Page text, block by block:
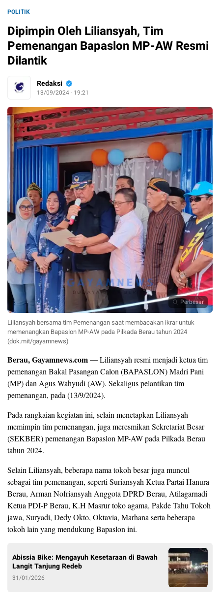
POLITIK
Dipimpin Oleh Liliansyah, Tim
Pemenangan Bapaslon MP-AW Resmi
Dilantik
Redaksi
13/09/2024 - 19:21
Perbesar
Liliansyah bersama tim Pemenangan saat membacakan ikrar untuk
memenangkan Bapaslon MP-AW pada Pilkada Berau tahun 2024
(dok.mit/gayamnews)
Berau, Gayamnews.com —Liliansyah resmi menjadi ketua tim
pemenangan Bakal Pasangan Calon (BAPASLON) Madri Pani
(MP) dan Agus Wahyudi (AW). Sekaligus pelantikan tim
pemenangan, pada (13/9/2024).
Pada rangkaian kegiatan ini, selain menetapkan Liliansyah
memimpin tim pemenangan, juga meresmikan Sekretariat Besar
(SEKBER) pemenangan Bapaslon MP-AW pada Pilkada Berau
tahun 2024.
Selain Liliansyah, beberapa nama tokoh besar juga muncul
sebagai tim pemenangan, seperti Suriansyah Ketua Partai Hanura
Berau, Arman Nofriansyah Anggota DPRD Berau, Atilagarnadi
Ketua PDI-P Berau, K.H Masrur toko agama, Pakde Tahu Tokoh
jawa, Suryadi, Dedy Okto, Oktavia, Marhana serta beberapa
tokoh lain yang mendukung Bapaslon ini.
Abissia Bike: Mengayuh Kesetaraan di Bawah
Langit Tanjung Redeb
31/01/2026